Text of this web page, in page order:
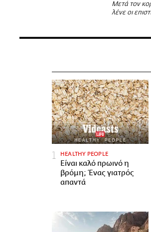
Μετά τον
λένε οι
HEALTHY PEOPLE
Είναι καλό πρωινό η
βρόμη; Ένας γιατρός
απαντά